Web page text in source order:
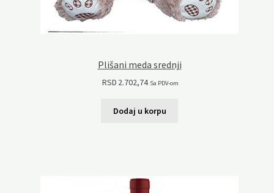
Plišani meda srednji
RSD 2.702,74 Sa PDV-om
Dodaj u korpu